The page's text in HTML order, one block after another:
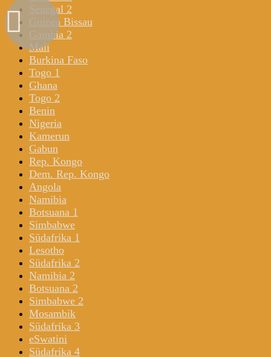
Senegal 2
Guinea Bissau
Gambia 2
Mali
Burkina Faso
Togo 1
Ghana
Togo 2
Benin
Nigeria
Kamerun
Gabun
Rep. Kongo
Dem. Rep. Kongo
Angola
Namibia
Botsuana 1
Simbabwe
Südafrika 1
Lesotho
Südafrika 2
Namibia 2
Botsuana 2
Simbabwe 2
Mosambik
Südafrika 3
eSwatini
Südafrika 4